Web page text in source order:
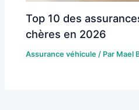
Top 10 des
chères en 2026
Assurance véhicule / Par Mael